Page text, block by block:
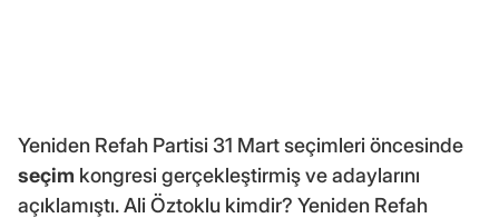
Yeniden Refah Partisi 31 Mart seçimleri öncesinde
seçim kongresi gerçekleştirmiş ve adaylarını
açıklamıştı. Ali Öztoklu kimdir? Yeniden Refah